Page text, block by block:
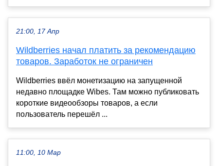
21:00, 17 Апр
Wildberries начал платить за рекомендацию
товаров. Заработок не ограничен
Wildberries ввёл монетизацию на запущенной
недавно площадке Wibes. Там можно публиковать
короткие видеообзоры товаров, а если
пользователь перешёл ...
11:00, 10 Мар